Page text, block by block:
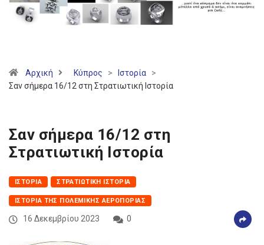
Αρχική Κύπρος > Ιστορία
>
Σαν σήμερα 16/12 στη Στρατιωτική Ιστορία
Σαν σήμερα 16/12 στη
Στρατιωτική Ιστορία
ΙΣΤΟΡΊΑ ΣΤΡΑΤΙΩΤΙΚΉ ΙΣΤΟΡΊΑ
ΙΣΤΟΡΊΑ ΤΗΣ ΠΟΛΕΜΙΚΉΣ ΑΕΡΟΠΟΡΊΑΣ
16 Δεκεμβρίου 2023 0